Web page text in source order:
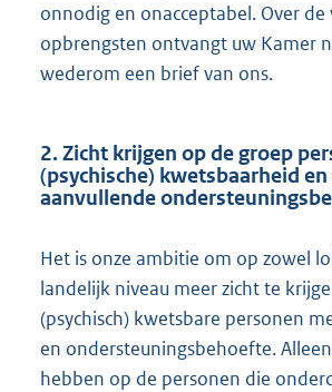
onnodig en onacceptabel. Over
opbrengsten ontvangt uw Kamer
wederom een brief van ons.
2. Zicht krijgen op de groep
(psychische) kwetsbaarheid en
aanvullende
Het is onze ambitie om op zowel
landelijk niveau meer zicht te
(psychisch) kwetsbare personen
en ondersteuningsbehoefte.
hebben op de personen die